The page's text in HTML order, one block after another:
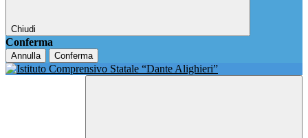
Chiudi
Conferma
Annulla Conferma